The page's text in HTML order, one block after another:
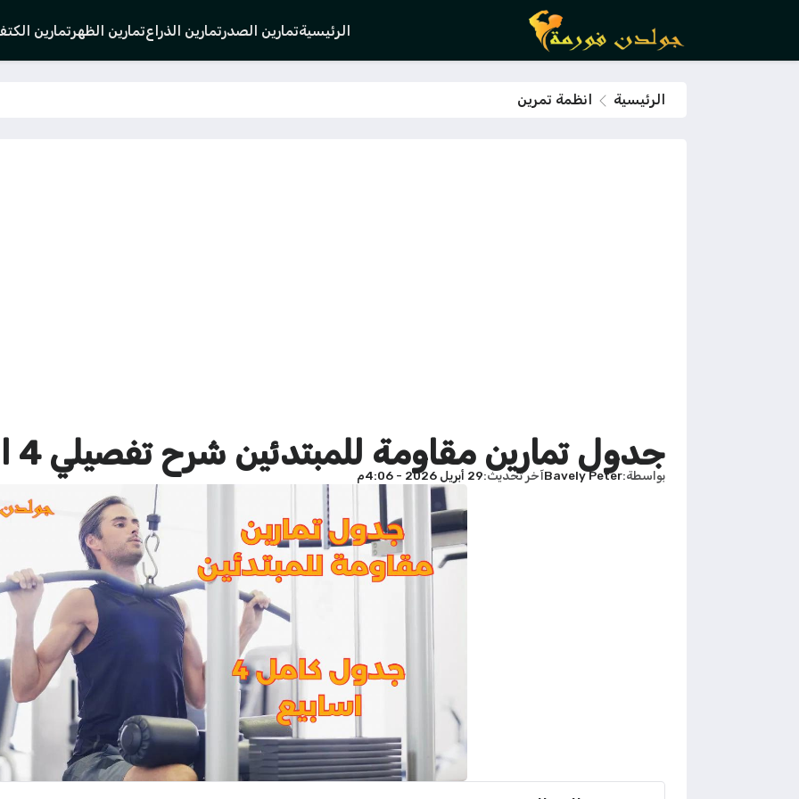
الرئيسيةتمارين الصدرتمارين الذراعتمارين الظهرتمارين
الرئيسية انظمة تمرين
جدول تمارين مقاومة للمبتدئين شرح تفصيلي 4 اسابيع (تحديث)
بواسطة Bavely Peterآخر تحديث 29 أبريل 2026 - 4:06م